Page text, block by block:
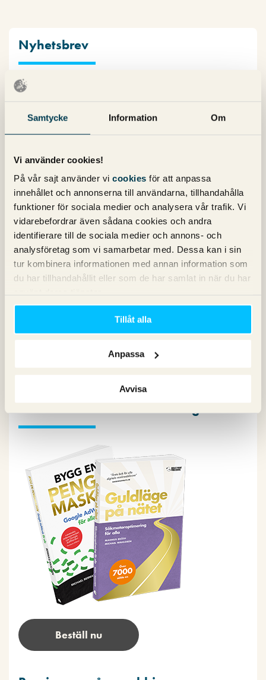
Samtycke Information Om
Vi använder cookies!
På vår sajt använder vi cookies för att anpassa
innehållet och annonserna till användarna, tillhandahålla
funktioner för sociala medier och analysera vår trafik. Vi
vidarebefordrar även sådana cookies och andra
identifierare till de sociala medier och annons- och
analysföretag som vi samarbetar med. Dessa kan i sin
tur kombinera informationen med annan information som
du har tillhandahållit eller som de har samlat in när du har
Tillåt alla
Anpassa
Avvisa
Nyhetsbrev
Prenumerera på vårt nyhetsbrev för det
senaste inom SEO, Google Ads och sociala
medier!
Kategorier
Copy
Konvertering
Nyheter om Pineberry
Våra böcker om SEO och Google Ads
Beställ nu